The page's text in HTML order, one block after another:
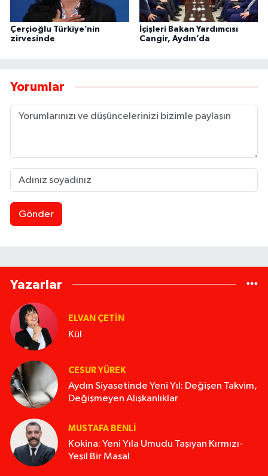
Çerçioğlu Türkiye’nin
zirvesinde
İçişleri Bakan Yardımcısı
Cangir, Aydın’da
Yorumlar
Gönder
Yazarlar
ELVAN ÇETIN
Kül
CESUR YÜREK
Aydın Siyasetinde Yeni Yıl: Değişen Takvim,
Değişmeyen Alışkanlıklar
MUSTAFA BENLI
Kokina: Yeni Yıla Umudu Taşıyan Kırmızı-
Yeşil Bir Masal